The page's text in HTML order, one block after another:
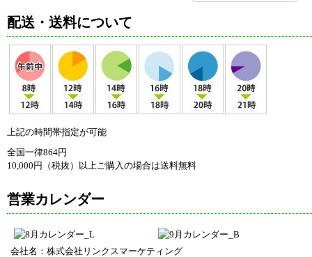
配送・送料について
上記の時間帯指定が可能
全国一律864円
10,000円（税抜）以上ご購入の場合は送料無料
営業カレンダー
会社名：株式会社リンクスマーケティング